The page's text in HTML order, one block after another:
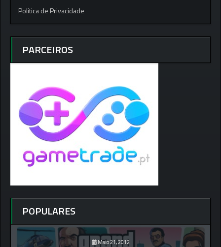
Politica de Privacidade
PARCEIROS
POPULARES
Maio 21, 2012